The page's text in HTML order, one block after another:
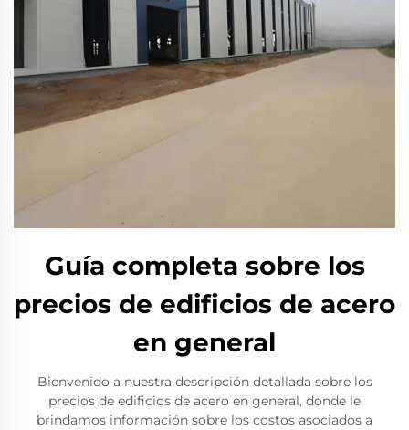
Guía completa sobre los
precios de edificios de acero
en general
Bienvenido a nuestra descripción detallada sobre los
precios de edificios de acero en general, donde le
brindamos información sobre los costos asociados a